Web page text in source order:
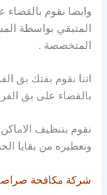
وايضا نقوم
المتبقي بواسطة
المتخصصة .
اننا نقوم بفتك بق
بالقضاء على بق
نقوم بتنظيف
وتعطيره من بقايا
شركة مكافحة